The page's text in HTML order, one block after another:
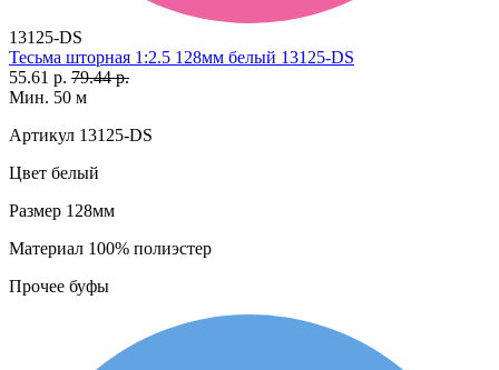
13125-DS
Тесьма шторная 1:2.5 128мм белый 13125-DS
55.61 р. 79.44 р.
Мин. 50 м
Артикул 13125-DS
Цвет белый
Размер 128мм
Материал 100% полиэстер
Прочее буфы